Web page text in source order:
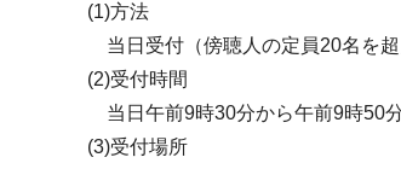
(1)方法
当日受付（傍聴人の定員20名を超
(2)受付時間
当日午前9時30分から午前9時50
(3)受付場所